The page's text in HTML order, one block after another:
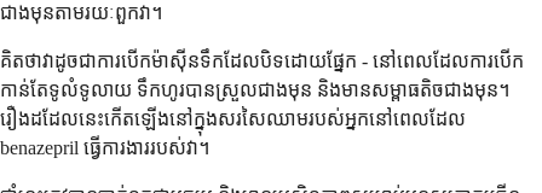
ជាងមុនតាមរយៈពួកវា។
គិតថាវាដូចជាការបើកម៉ាស៊ីនទឹកដែលបិទដោយផ្នែក - នៅពេលដែលការបើក
កាន់តែទូលំទូលាយ ទឹកហូរបានស្រួលជាងមុន និងមានសម្ពាធតិចជាងមុន។
រឿងដដែលនេះកើតឡើងនៅក្នុងសរសៃឈាមរបស់អ្នកនៅពេលដែល
benazepril ធ្វើការងាររបស់វា។